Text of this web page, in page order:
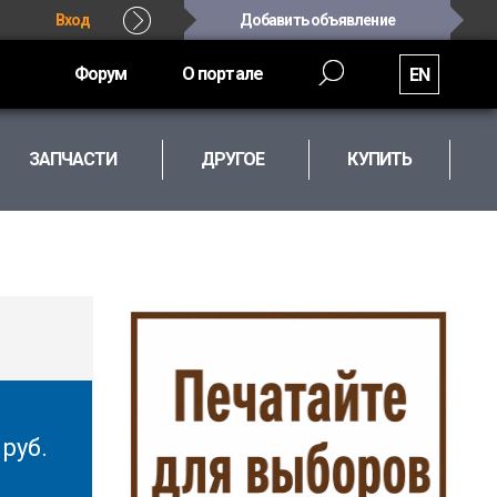
Вход Добавить объявление
Форум О портале EN
ЗАПЧАСТИ ДРУГОЕ КУПИТЬ
руб.